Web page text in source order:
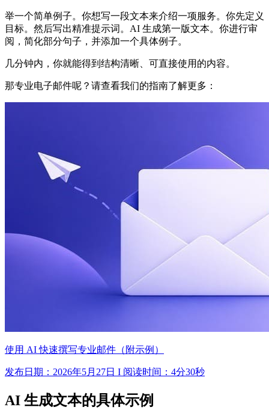
举一个简单例子。你想写一段文本来介绍一项服务。你先定义
目标。然后写出精准提示词。AI 生成第一版文本。你进行审
阅，简化部分句子，并添加一个具体例子。
几分钟内，你就能得到结构清晰、可直接使用的内容。
那专业电子邮件呢？请查看我们的指南了解更多：
使用 AI 快速撰写专业邮件（附示例）
发布日期：2026年5月27日 I 阅读时间：4分30秒
AI 生成文本的具体示例